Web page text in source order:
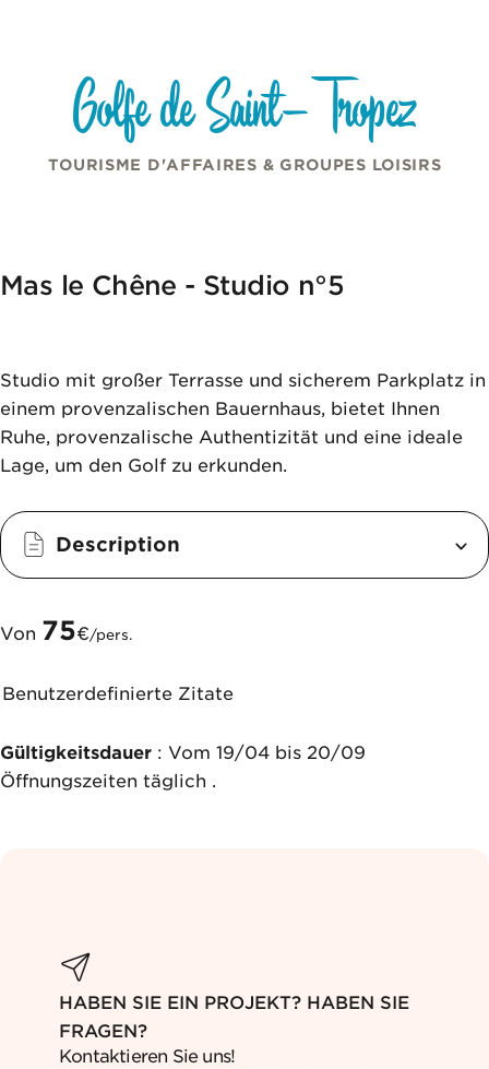
Golfe de Saint-Tropez
TOURISME D'AFFAIRES & GROUPES LOISIRS
Mas le Chêne - Studio n°5
Studio mit großer Terrasse und sicherem Parkplatz in
einem provenzalischen Bauernhaus, bietet Ihnen
Ruhe, provenzalische Authentizität und eine ideale
Lage, um den Golf zu erkunden.
Description
Von 75€/pers.
Benutzerdefinierte Zitate
Gültigkeitsdauer : Vom 19/04 bis 20/09
Öffnungszeiten täglich .
HABEN SIE EIN PROJEKT? HABEN SIE
FRAGEN?
Kontaktieren Sie uns!